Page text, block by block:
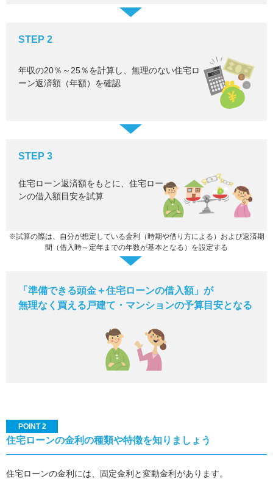
STEP 2
年収の20％～25％を計算し、無理のない住宅ロ
ーン返済額（年額）を確認
STEP 3
住宅ローン返済額をもとに、住宅ロー
ンの借入額目安を試算
※試算の際は、自分が想定している金利（時期や借り方による）および返済期
間（借入時～定年までの年数が基本となる）を設定する
「準備できる頭金＋住宅ローンの借入額」が
無理なく買える戸建て・マンションの予算目安となる
POINT 2
住宅ローンの金利の種類や特徴を知りましょう
住宅ローンの金利には、固定金利と変動金利があります。